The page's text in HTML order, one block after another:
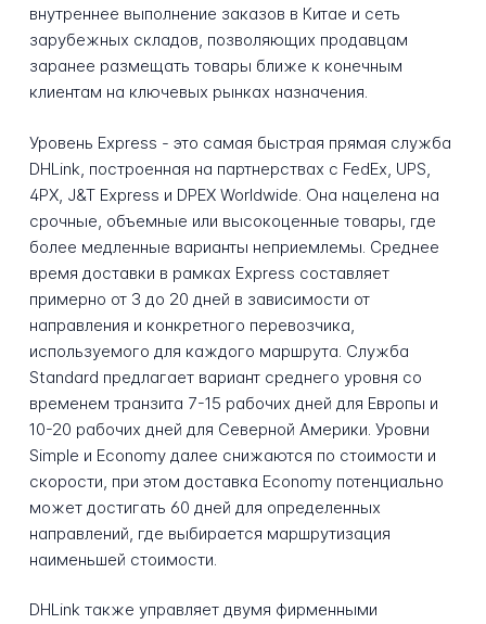
внутреннее выполнение заказов в Китае и сеть
зарубежных складов, позволяющих продавцам
заранее размещать товары ближе к конечным
клиентам на ключевых рынках назначения.
Уровень Express - это самая быстрая прямая служба
DHLink, построенная на партнерствах с FedEx, UPS,
4PX, J&T Express и DPEX Worldwide. Она нацелена на
срочные, объемные или высокоценные товары, где
более медленные варианты неприемлемы. Среднее
время доставки в рамках Express составляет
примерно от 3 до 20 дней в зависимости от
направления и конкретного перевозчика,
используемого для каждого маршрута. Служба
Standard предлагает вариант среднего уровня со
временем транзита 7-15 рабочих дней для Европы и
10-20 рабочих дней для Северной Америки. Уровни
Simple и Economy далее снижаются по стоимости и
скорости, при этом доставка Economy потенциально
может достигать 60 дней для определенных
направлений, где выбирается маршрутизация
наименьшей стоимости.
DHLink также управляет двумя фирменными